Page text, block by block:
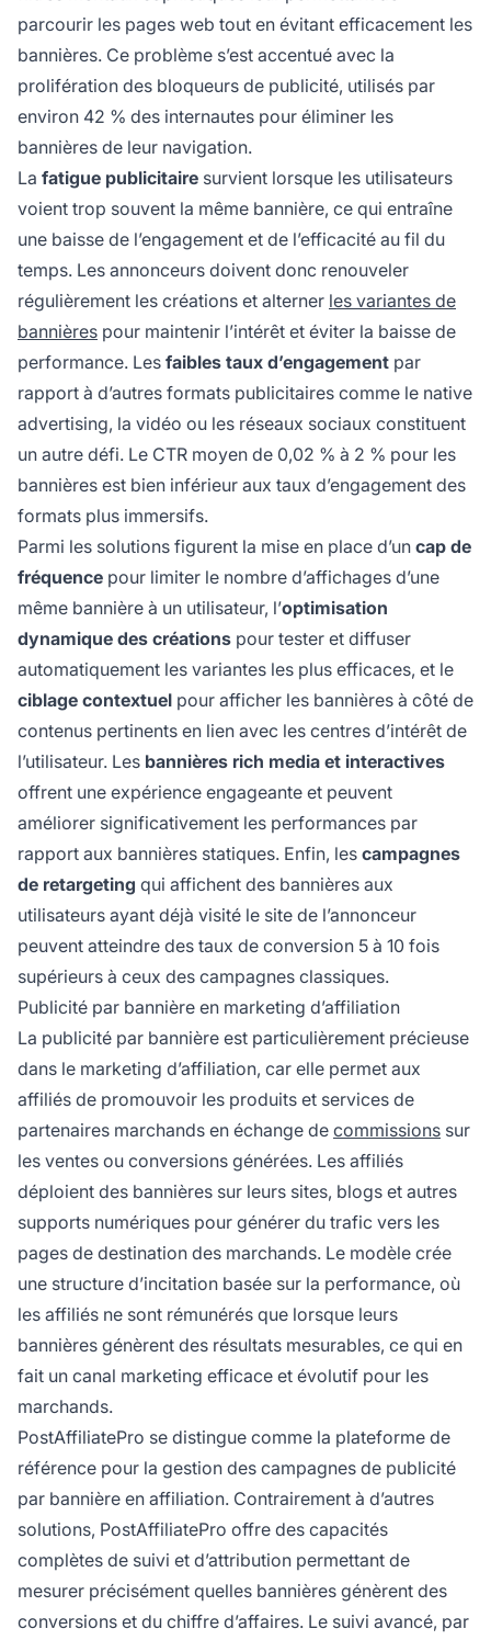
parcourir les pages web tout en évitant efficacement les
bannières. Ce problème s’est accentué avec la
prolifération des bloqueurs de publicité, utilisés par
environ 42 % des internautes pour éliminer les
bannières de leur navigation.
La fatigue publicitaire survient lorsque les utilisateurs
voient trop souvent la même bannière, ce qui entraîne
une baisse de l’engagement et de l’efficacité au fil du
temps. Les annonceurs doivent donc renouveler
régulièrement les créations et alterner les variantes de
bannières pour maintenir l’intérêt et éviter la baisse de
performance. Les faibles taux d’engagement par
rapport à d’autres formats publicitaires comme le native
advertising, la vidéo ou les réseaux sociaux constituent
un autre défi. Le CTR moyen de 0,02 % à 2 % pour les
bannières est bien inférieur aux taux d’engagement des
formats plus immersifs.
Parmi les solutions figurent la mise en place d’un cap de
fréquence pour limiter le nombre d’affichages d’une
même bannière à un utilisateur, l’optimisation
dynamique des créations pour tester et diffuser
automatiquement les variantes les plus efficaces, et le
ciblage contextuel pour afficher les bannières à côté de
contenus pertinents en lien avec les centres d’intérêt de
l’utilisateur. Les bannières rich media et interactives
offrent une expérience engageante et peuvent
améliorer significativement les performances par
rapport aux bannières statiques. Enfin, les campagnes
de retargeting qui affichent des bannières aux
utilisateurs ayant déjà visité le site de l’annonceur
peuvent atteindre des taux de conversion 5 à 10 fois
supérieurs à ceux des campagnes classiques.
Publicité par bannière en marketing d’affiliation
La publicité par bannière est particulièrement précieuse
dans le marketing d’affiliation, car elle permet aux
affiliés de promouvoir les produits et services de
partenaires marchands en échange de commissions sur
les ventes ou conversions générées. Les affiliés
déploient des bannières sur leurs sites, blogs et autres
supports numériques pour générer du trafic vers les
pages de destination des marchands. Le modèle crée
une structure d’incitation basée sur la performance, où
les affiliés ne sont rémunérés que lorsque leurs
bannières génèrent des résultats mesurables, ce qui en
fait un canal marketing efficace et évolutif pour les
marchands.
PostAffiliatePro se distingue comme la plateforme de
référence pour la gestion des campagnes de publicité
par bannière en affiliation. Contrairement à d’autres
solutions, PostAffiliatePro offre des capacités
complètes de suivi et d’attribution permettant de
mesurer précisément quelles bannières génèrent des
conversions et du chiffre d’affaires. Le suivi avancé, par